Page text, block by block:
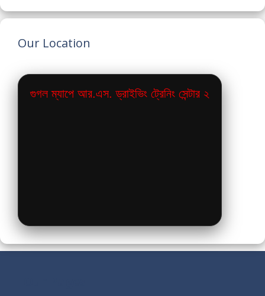
Our Location
গুগল ম্যাপে আর.এস. ড্রাইভিং ট্রেনিং সেন্টার ২